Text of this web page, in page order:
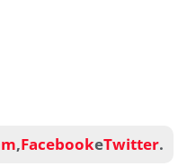
,FacebookeTwitter.